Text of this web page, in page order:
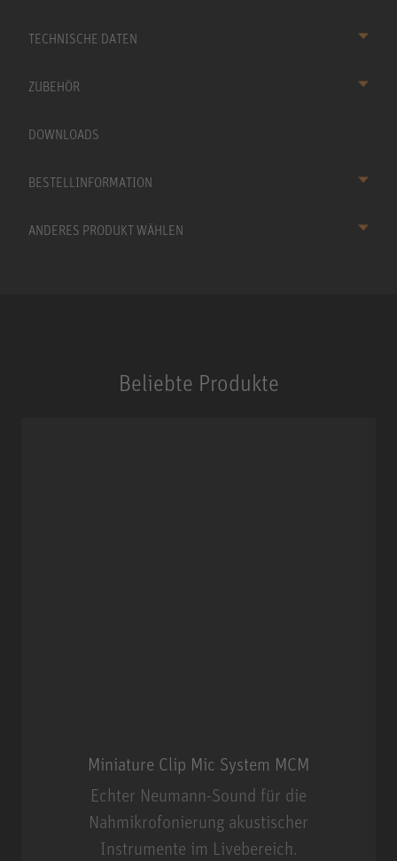
TECHNISCHE DATEN
ZUBEHÖR
DOWNLOADS
BESTELLINFORMATION
ANDERES PRODUKT WÄHLEN
Beliebte Produkte
Miniature Clip Mic System MCM
Echter Neumann-Sound für die
Nahmikrofonierung akustischer
Instrumente im Livebereich.